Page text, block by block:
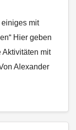
einiges mit
Hier geben
mit
Alexander